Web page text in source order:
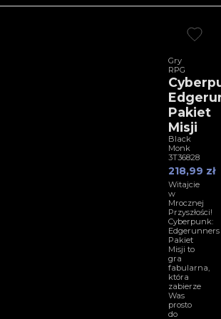
Gry
RPG
Pakiet
Misji
Black
Monk
3T36828
218,99 zł
Witajcie
w
Mrocznej
Przyszłości!
Cyberpunk:
Edgerunners
Pakiet
Misji to
gra
fabularna,
która
zabierze
Was
prosto
do